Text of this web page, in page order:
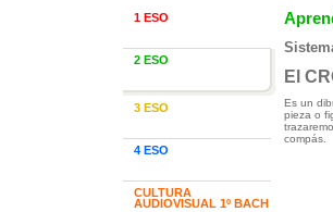
1 ESO
2 ESO
3 ESO
4 ESO
CULTURA
AUDIOVISUAL 1º BACH
El
Es un
pieza o
compás.